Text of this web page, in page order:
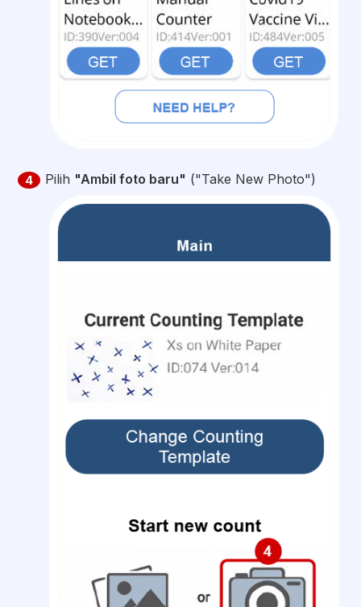
4 Pilih "Ambil foto baru" ("Take New Photo")